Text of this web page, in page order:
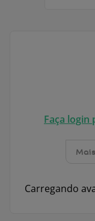
Faça login
Carregando